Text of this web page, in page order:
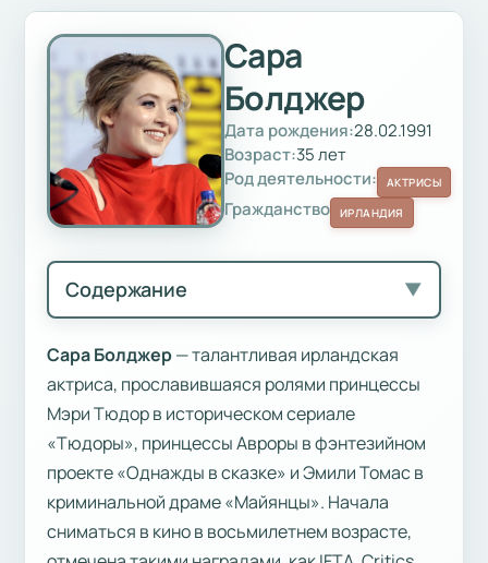
Сара
Болджер
Дата рождения:28.02.1991
Возраст:35 лет
Род деятельности:
АКТРИСЫ
Гражданство ИРЛАНДИЯ
Содержание ▼
Сара Болджер— талантливая ирландская
актриса, прославившаяся ролями принцессы
Мэри Тюдор в историческом сериале
«Тюдоры», принцессы Авроры в фэнтезийном
проекте «Однажды в сказке» и Эмили Томас в
криминальной драме «Майянцы». Начала
сниматься в кино в восьмилетнем возрасте,